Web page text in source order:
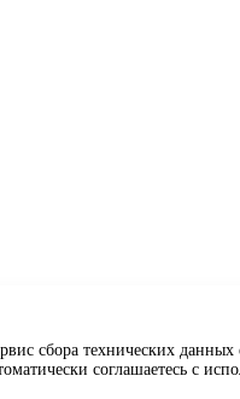
сбора технических
соглашаетесь с